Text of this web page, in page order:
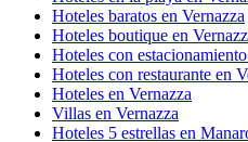
Hoteles baratos en Vernazza
Hoteles boutique en
Hoteles con
Hoteles con restaurante en
Hoteles en Vernazza
Villas en Vernazza
Hoteles 5 estrellas en